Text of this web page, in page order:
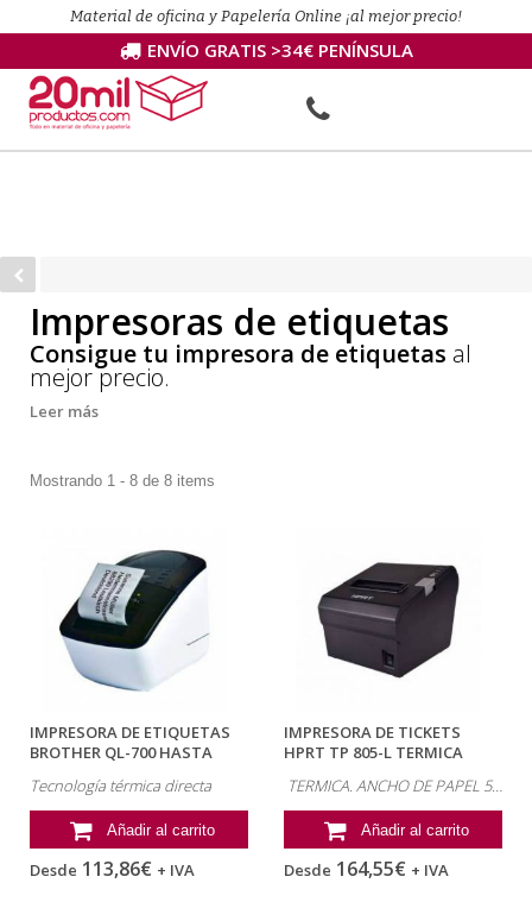
Material de oficina y Papelería Online ¡al mejor precio!
ENVÍO GRATIS >34€ PENÍNSULA
Impresoras de etiquetas
Consigue tu impresora de etiquetas al
mejor precio.
Leer más
Mostrando 1 - 8 de 8 items
IMPRESORA DE ETIQUETAS
BROTHER QL-700 HASTA
Tecnología térmica directa
Añadir al carrito
Desde 113,86€ + IVA
IMPRESORA DE TICKETS
HPRT TP 805-L TERMICA
TERMICA. ANCHO DE PAPEL 58/76/80 MM
Añadir al carrito
Desde 164,55€ + IVA